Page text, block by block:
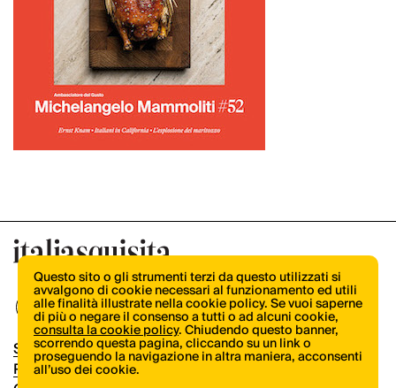
Shop
Pubblicità
Questo sito o gli strumenti terzi da questo utilizzati si
avvalgono di cookie necessari al funzionamento ed utili
alle finalità illustrate nella cookie policy. Se vuoi saperne
di più o negare il consenso a tutti o ad alcuni cookie,
consulta la cookie policy. Chiudendo questo banner,
scorrendo questa pagina, cliccando su un link o
proseguendo la navigazione in altra maniera, acconsenti
all’uso dei cookie.